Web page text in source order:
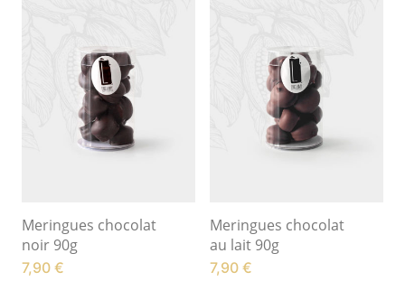
Meringues chocolat
noir 90g
7,90 €
Meringues chocolat
au lait 90g
7,90 €